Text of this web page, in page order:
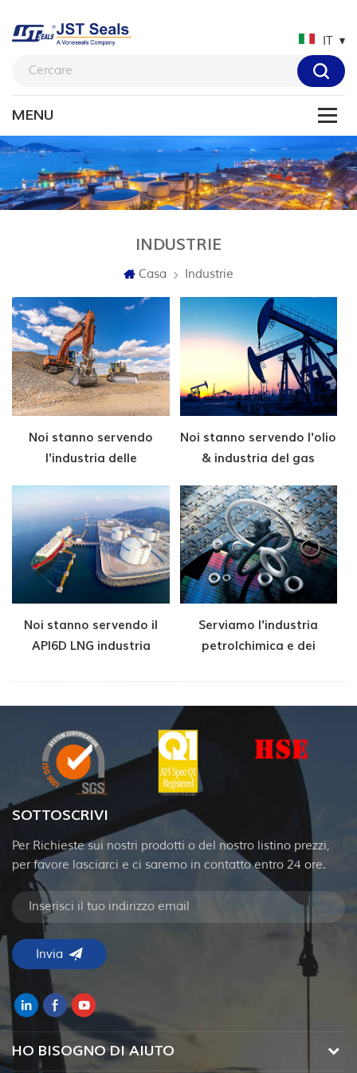
IT
INDUSTRIE
Casa Industrie
Noi stanno servendo
l'industria delle
Noi stanno servendo l'olio
& industria del gas
Noi stanno servendo il
API6D LNG industria
Serviamo l'industria
petrolchimica e dei
SOTTOSCRIVI
Per Richieste sui nostri prodotti o del nostro listino prezzi,
per favore lasciarci e ci saremo in contatto entro 24 ore.
HO BISOGNO DI AIUTO